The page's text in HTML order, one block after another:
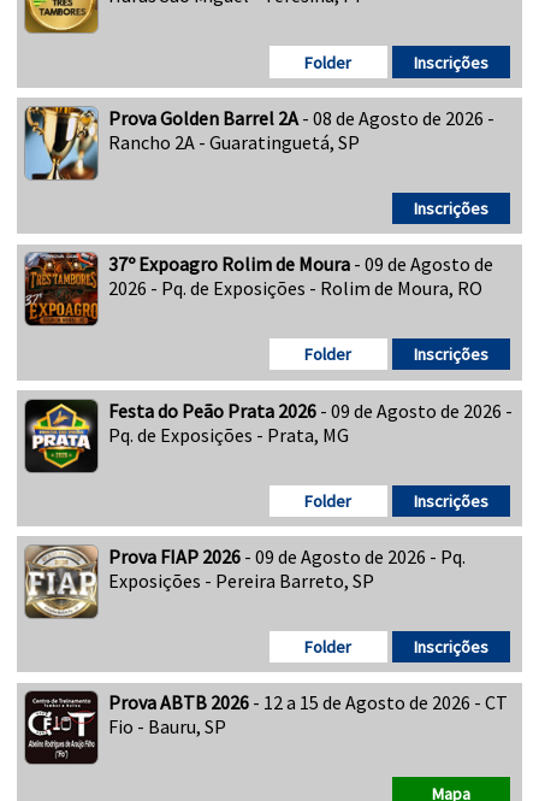
Inscrições
Folder
Prova Golden Barrel 2A - 08 de Agosto de 2026 -
Rancho 2A - Guaratinguetá, SP
Inscrições
37º Expoagro Rolim de Moura - 09 de Agosto de
2026 - Pq. de Exposições - Rolim de Moura, RO
Inscrições
Folder
Festa do Peão Prata 2026 - 09 de Agosto de 2026 -
Pq. de Exposições - Prata, MG
Inscrições
Folder
Prova FIAP 2026 - 09 de Agosto de 2026 - Pq.
Exposições - Pereira Barreto, SP
Inscrições
Folder
Prova ABTB 2026 - 12 a 15 de Agosto de 2026 - CT
Fio - Bauru, SP
Mapa